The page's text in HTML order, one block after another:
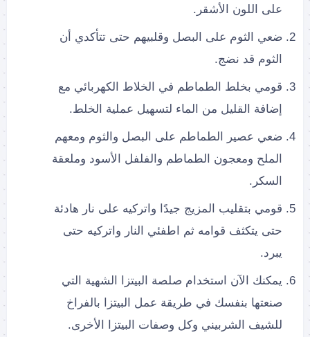
على اللون الأشقر.
ضعي الثوم على البصل وقلبيهم حتى تتأكدي أن
الثوم قد نضج.
قومي بخلط الطماطم في الخلاط الكهربائي مع
إضافة القليل من الماء لتسهيل عملية الخلط.
ضعي عصير الطماطم على البصل والثوم ومعهم
الملح ومعجون الطماطم والفلفل الأسود وملعقة
السكر.
قومي بتقليب المزيج جيدًا واتركيه على نار هادئة
حتى يتكثف قوامه ثم اطفئي النار واتركيه حتى
يبرد.
يمكنك الآن استخدام صلصة البيتزا الشهية التي
صنعتها بنفسك في طريقة عمل البيتزا بالفراخ
للشيف الشربيني وكل وصفات البيتزا الأخرى.